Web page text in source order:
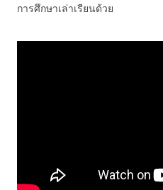
การศึกษาเล่าเรียนด้วย